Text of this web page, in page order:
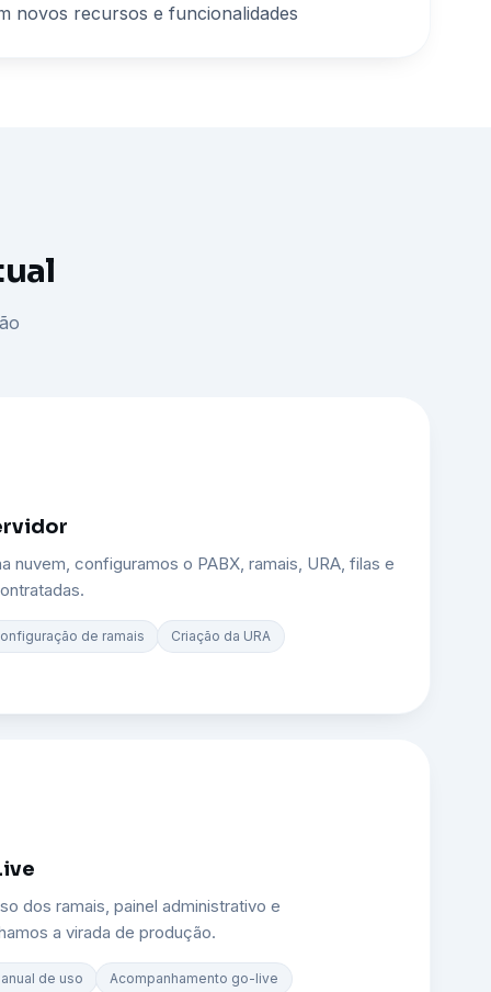
novos recursos e funcionalidades
nuvem, configuramos o PABX, ramais, URA, filas e
de ramais Criação da URA
dos ramais, painel administrativo e
a virada de produção.
de uso Acompanhamento go-live